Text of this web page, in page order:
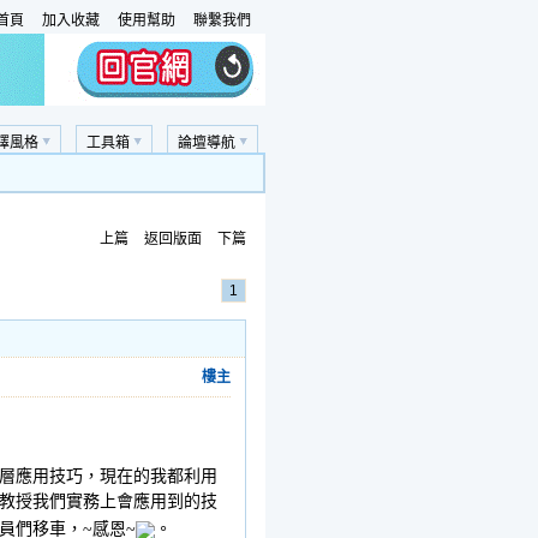
頁 加入收藏 使用幫助 聯繫我們
論壇導航
工具箱
風格
上篇 返回版面 下篇
1
樓主
應用技巧，現在的我都利用
授我們實務上會應用到的技
們移車，~感恩~
。